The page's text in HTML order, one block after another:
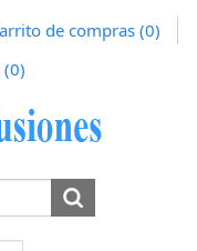
de compras (0)
(0)